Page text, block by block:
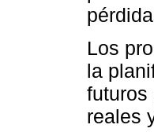
Los
la
futuros
reales